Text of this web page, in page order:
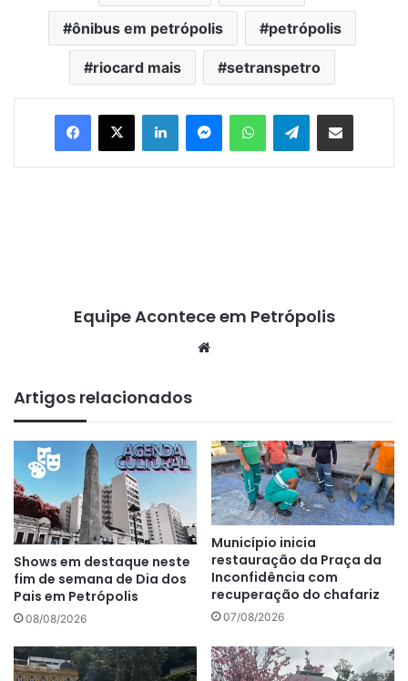
ônibus em petrópolis petrópolis
riocard mais setranspetro
Telegram
Equipe Acontece em Petrópolis
Artigos relacionados
Shows em destaque neste
fim de semana de Dia dos
Pais em Petrópolis
08/08/2026
Município inicia
restauração da Praça da
Inconfidência com
recuperação do chafariz
07/08/2026